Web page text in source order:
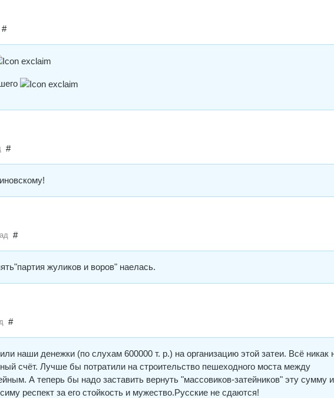
#
#
#
жуликов и воров" наелась.
#
наши денежки (по слухам 600000 т. р.) на организацию этой затеи. Всё никак
счёт. Лучше бы потратили на строительство пешеходного моста между
А теперь бы надо заставить вернуть "массовиков-затейников" эту сумму
респект за его стойкость и мужество.Русские не сдаются!